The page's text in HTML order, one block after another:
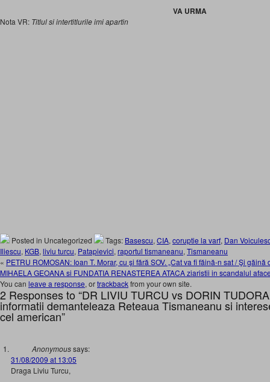
VA URMA
Nota VR: Titlul si intertitlurile imi apartin
Posted in Uncategorized Tags: Basescu, CIA, coruptie la varf, Dan
Iliescu, KGB, liviu turcu, Patapievici, raportul tismaneanu, Tismaneanu
« PETRU ROMOSAN: Ioan T. Morar, cu şi fără SOV. „Cat va fi făină-n sat / Şi găină
MIHAELA GEOANA si FUNDATIA RENASTEREA ATACA ziaristii in scandalul
You can leave a response, ortrackbackfrom your own site.
2 Responses to “DR LIVIU TURCU vs DORIN
informatii demanteleaza Reteaua Tismaneanu si
cel american”
Anonymoussays:
31/08/2009 at 13:05
Draga Liviu Turcu,